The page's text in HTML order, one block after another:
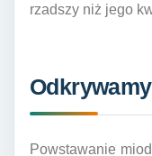
rzadszy niż jego
Powstawanie